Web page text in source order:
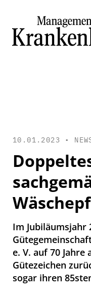
10.01.2023 •
Im Jubiläumsjahr
e. V. auf 70 Jahre
Gütezeichen
sogar ihren